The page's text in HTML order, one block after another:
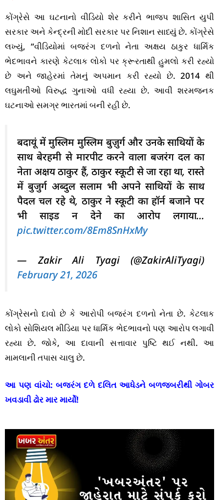
કોંગ્રેસે આ ઘટનાનો વીડિયો શેર કરીને ભાજપ શાસિત યુપી
સરકાર અને કેન્દ્રની મોદી સરકાર પર નિશાન સાધ્યું છે. કોંગ્રેસે
લખ્યું, “વીડિયોમાં બજરંગ દળનો નેતા અક્ષય ઠાકુર ધાર્મિક
ભેદભાવને કારણે કેટલાક લોકો પર ક્રૂરતાથી હુમલો કરી રહ્યો
છે અને જાહેરમાં તેમનું અપમાન કરી રહ્યો છે. 2014 થી
લઘુમતીઓ વિરુદ્ધ ગુનાઓ વધી રહ્યા છે. આવી શરમજનક
ઘટનાઓ સમગ્ર ભારતમાં બની રહી છે.
बदायूं में मुस्लिम मुस्लिम बुज़ुर्ग और उनके साथियों के
साथ बेरहमी से मारपीट करने वाला बजरंग दल का
नेता अक्षय ठाकुर हैं, ठाकुर स्कूटी से जा रहा था, रास्ते
में बुजुर्ग अब्दुल सलाम भी अपने साथियों के साथ
पैदल चल रहे थे, ठाकुर ने स्कूटी का हॉर्न बजाने पर
भी साइड न देने का आरोप लगाया…
pic.twitter.com/8Em8SnHxMy
— Zakir Ali Tyagi (@ZakirAliTyagi)
February 21, 2026
કોંગ્રેસનો દાવો છે કે આરોપી બજરંગ દળનો નેતા છે. કેટલાક
લોકો સોશિયલ મીડિયા પર ધાર્મિક ભેદભાવનો પણ આરોપ લગાવી
રહ્યા છે. જોકે, આ દાવાની સત્તાવાર પુષ્ટિ થઈ નથી. આ
મામલાની તપાસ ચાલુ છે.
આ પણ વાંચો: બજરંગ દળે દલિત આધેડને બળજબરીથી ગોબર
ખવડાવી ઢોર માર માર્યો!